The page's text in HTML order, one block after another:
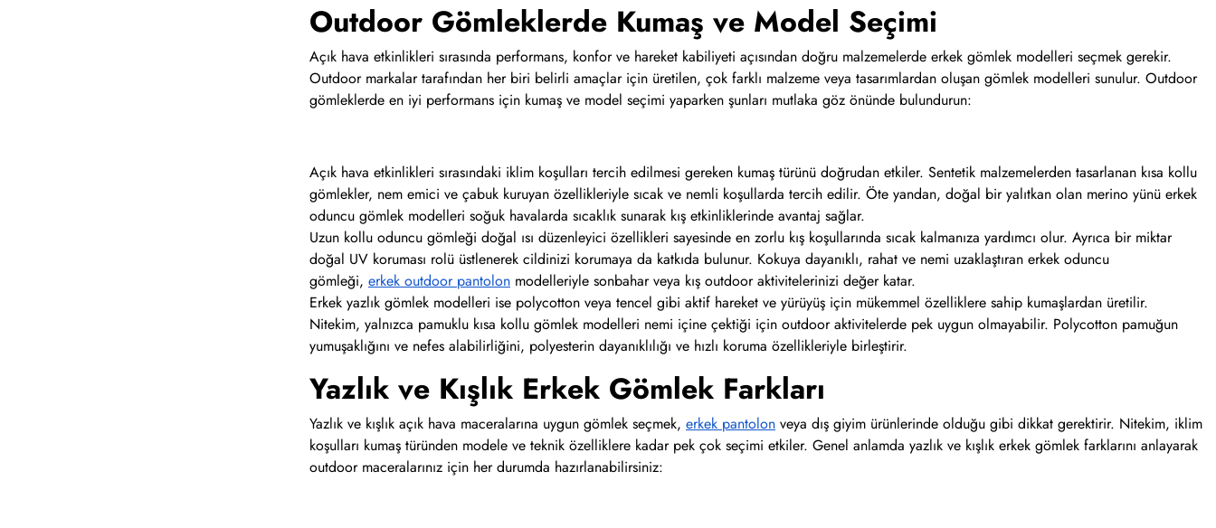
Outdoor Gömleklerde Kumaş ve Model Seçimi
Açık hava etkinlikleri sırasında performans, konfor ve hareket kabiliyeti açısından doğru malzemelerde erkek gömlek modelleri seçmek gerekir.
Outdoor markalar tarafından her biri belirli amaçlar için üretilen, çok farklı malzeme veya tasarımlardan oluşan gömlek modelleri sunulur. Outdoor
gömleklerde en iyi performans için kumaş ve model seçimi yaparken şunları mutlaka göz önünde bulundurun:
Açık hava etkinlikleri sırasındaki iklim koşulları tercih edilmesi gereken kumaş türünü doğrudan etkiler. Sentetik malzemelerden tasarlanan kısa kollu
gömlekler, nem emici ve çabuk kuruyan özellikleriyle sıcak ve nemli koşullarda tercih edilir. Öte yandan, doğal bir yalıtkan olan merino yünü erkek
oduncu gömlek modelleri soğuk havalarda sıcaklık sunarak kış etkinliklerinde avantaj sağlar.
Uzun kollu oduncu gömleği doğal ısı düzenleyici özellikleri sayesinde en zorlu kış koşullarında sıcak kalmanıza yardımcı olur. Ayrıca bir miktar
doğal UV koruması rolü üstlenerek cildinizi korumaya da katkıda bulunur. Kokuya dayanıklı, rahat ve nemi uzaklaştıran erkek oduncu
gömleği, erkek outdoor pantolon modelleriyle sonbahar veya kış outdoor aktivitelerinizi değer katar.
Erkek yazlık gömlek modelleri ise polycotton veya tencel gibi aktif hareket ve yürüyüş için mükemmel özelliklere sahip kumaşlardan üretilir.
Nitekim, yalnızca pamuklu kısa kollu gömlek modelleri nemi içine çektiği için outdoor aktivitelerde pek uygun olmayabilir. Polycotton pamuğun
yumuşaklığını ve nefes alabilirliğini, polyesterin dayanıklılığı ve hızlı koruma özellikleriyle birleştirir.
Yazlık ve Kışlık Erkek Gömlek Farkları
Yazlık ve kışlık açık hava maceralarına uygun gömlek seçmek, erkek pantolon veya dış giyim ürünlerinde olduğu gibi dikkat gerektirir. Nitekim, iklim
koşulları kumaş türünden modele ve teknik özelliklere kadar pek çok seçimi etkiler. Genel anlamda yazlık ve kışlık erkek gömlek farklarını anlayarak
outdoor maceralarınız için her durumda hazırlanabilirsiniz: